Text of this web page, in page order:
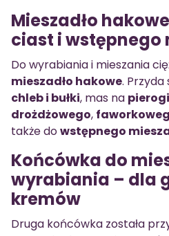
Mieszadło
ciast i wstępnego
Do wyrabiania i mieszania
mieszadło hakowe. Przyda
chleb i bułki, mas na pierogi
drożdżowego,
także dowstępnego
Końcówka do
wyrabiania – dla
kremów
Druga końcówka została